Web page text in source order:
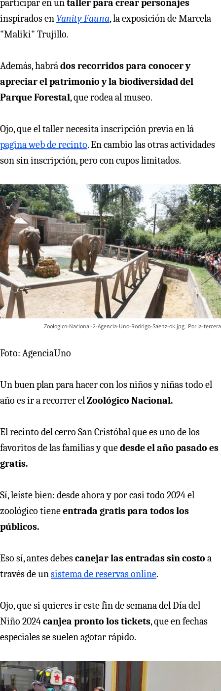
participar en untaller para crear personajes
inspirados en Vanity Fauna, la exposición de Marcela
"Maliki" Trujillo.
Además, habrádos recorridos para conocer y
apreciar el patrimonio y la biodiversidad del
Parque Forestal, que rodea al museo.
Ojo, que el taller necesita inscripción previa en lá
pagina web de recinto. En cambio las otras actividades
son sin inscripción, pero con cupos limitados.
Zoologico-Nacional-2-Agencia-Uno-Rodrigo-Saenz-ok.jpg la-tercera
Foto: AgenciaUno
Un buen plan para hacer con los niños y niñas todo el
año es ir a recorrer elZoológico Nacional.
El recinto del cerro San Cristóbal que es uno de los
favoritos de las familias y quedesde el año pasado es
gratis.
Sí, leíste bien: desde ahora y por casi todo 2024 el
zoológico tieneentrada gratis para todos los
públicos.
Eso sí, antes debescanejar las entradas sin costo a
través de unsistema de reservas online.
Ojo, que si quieres ir este fin de semana del Día del
Niño 2024canjea pronto los tickets, que en fechas
especiales se suelen agotar rápido.